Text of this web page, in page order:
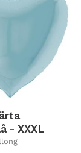
- XXXL